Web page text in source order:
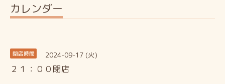
カレンダー
閉店時間 2024-09-17 (火)
２１：００閉店